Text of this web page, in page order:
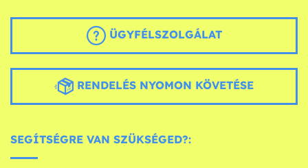
ÜGYFÉLSZOLGÁLAT
RENDELÉS NYOMON KÖVETÉSE
SEGÍTSÉGRE VAN SZÜKSÉGED?: